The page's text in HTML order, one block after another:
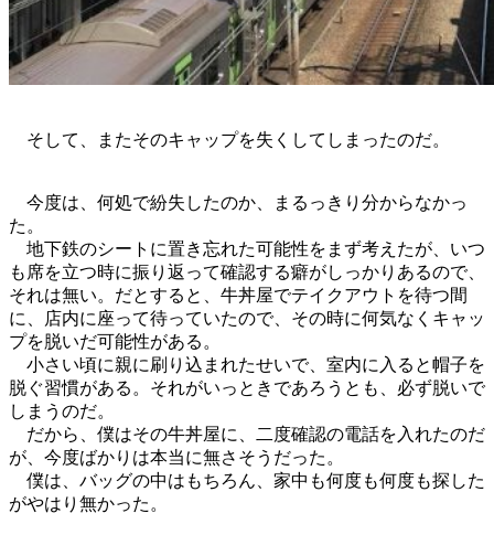
そして、またそのキャップを失くしてしまったのだ。
今度は、何処で紛失したのか、まるっきり分からなかっ
た。
地下鉄のシートに置き忘れた可能性をまず考えたが、いつ
も席を立つ時に振り返って確認する癖がしっかりあるので、
それは無い。だとすると、牛丼屋でテイクアウトを待つ間
に、店内に座って待っていたので、その時に何気なくキャッ
プを脱いだ可能性がある。
小さい頃に親に刷り込まれたせいで、室内に入ると帽子を
脱ぐ習慣がある。それがいっときであろうとも、必ず脱いで
しまうのだ。
だから、僕はその牛丼屋に、二度確認の電話を入れたのだ
が、今度ばかりは本当に無さそうだった。
僕は、バッグの中はもちろん、家中も何度も何度も探した
がやはり無かった。